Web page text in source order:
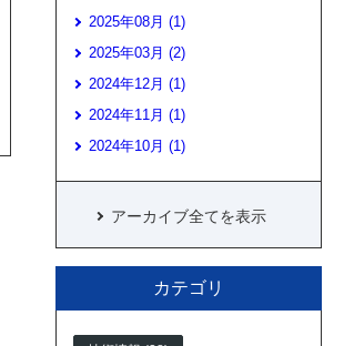
2025年08月 (1)
2025年03月 (2)
2024年12月 (1)
2024年11月 (1)
2024年10月 (1)
アーカイブ全てを表示
カテゴリ